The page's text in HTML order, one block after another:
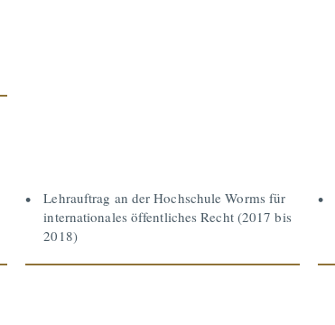
Lehrauftrag an der Hochschule Worms für
internationales öffentliches Recht (2017 bis
2018)